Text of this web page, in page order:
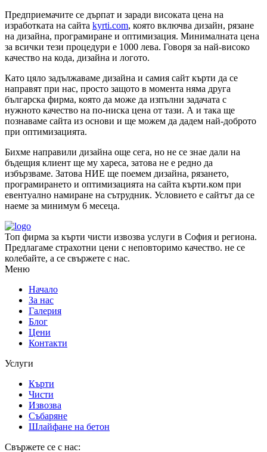
Предприемачите се дърпат и заради високата цена на
изработката на сайта kyrti.com, която включва дизайн, рязане
на дизайна, програмиране и оптимизация. Минималната цена
за всички тези процедури е 1000 лева. Говоря за най-високо
качество на кода, дизайна и логото.
Като цяло задължаваме дизайна и самия сайт кърти да се
направят при нас, просто защото в момента няма друга
българска фирма, която да може да изпълни задачата с
нужното качество на по-ниска цена от тази. А и така ще
познаваме сайта из основи и ще можем да дадем най-доброто
при оптимизацията.
Бихме направили дизайна още сега, но не се знае дали на
бъдещия клиент ще му хареса, затова не е редно да
избързваме. Затова НИЕ ще поемем дизайна, рязането,
програмирането и оптимизацията на сайта кърти.ком при
евентуално намиране на сътрудник. Условието е сайтът да се
наеме за минимум 6 месеца.
Топ фирма за кърти чисти извозва услуги в София и региона.
Предлагаме страхотни цени с неповторимо качество. не се
колебайте, а се свържете с нас.
Меню
Начало
За нас
Галерия
Блог
Цени
Контакти
Услуги
Кърти
Чисти
Извозва
Събаряне
Шлайфане на бетон
Свържете се с нас: